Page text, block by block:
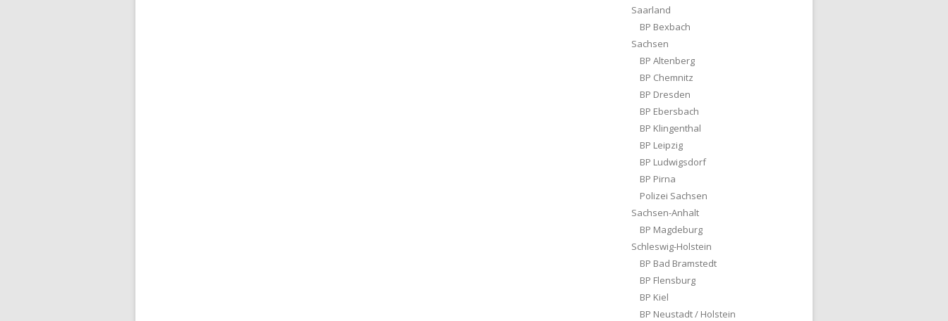
Saarland
BP Bexbach
Sachsen
BP Altenberg
BP Chemnitz
BP Dresden
BP Ebersbach
BP Klingenthal
BP Leipzig
BP Ludwigsdorf
BP Pirna
Polizei Sachsen
Sachsen-Anhalt
BP Magdeburg
Schleswig-Holstein
BP Bad Bramstedt
BP Flensburg
BP Kiel
BP Neustadt / Holstein